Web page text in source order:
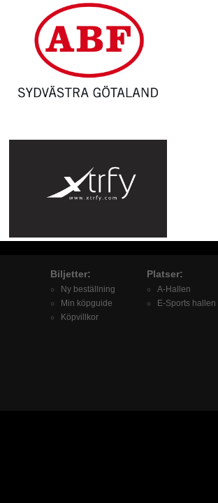
Biljetter:
Ny beställning
Min köpguide
Köpvillkor
Platser:
A-Hallen
E-Sports hallen